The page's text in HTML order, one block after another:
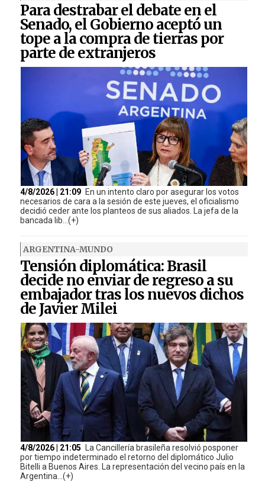
Para destrabar el debate en el
Senado, el Gobierno aceptó un
tope a la compra de tierras por
parte de extranjeros
4/8/2026 | 21:09 En un intento claro por asegurar los votos
necesarios de cara a la sesión de este jueves, el oficialismo
decidió ceder ante los planteos de sus aliados. La jefa de la
bancada lib...(+)
ARGENTINA-MUNDO
Tensión diplomática: Brasil
decide no enviar de regreso a su
embajador tras los nuevos dichos
de Javier Milei
4/8/2026 | 21:05
La Cancillería brasileña resolvió posponer
por tiempo indeterminado el retorno del diplomático Julio
Bitelli a Buenos Aires. La representación del vecino país en la
Argentina...(+)